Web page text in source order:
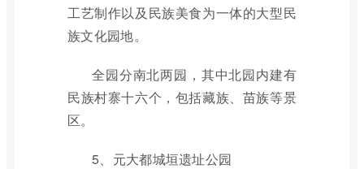
工艺制作以及民族美食为一体的大型民
族文化园地。
全园分南北两园，其中北园内建有
民族村寨十六个，包括藏族、苗族等景
区。
5、元大都城垣遗址公园